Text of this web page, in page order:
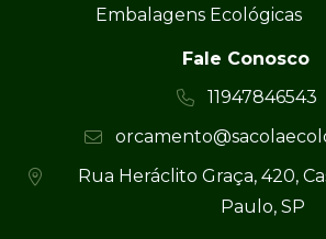
Embalagens Ecológicas
Fale Conosco
11947846543
Rua Heráclito Graça, 420,
Paulo, SP